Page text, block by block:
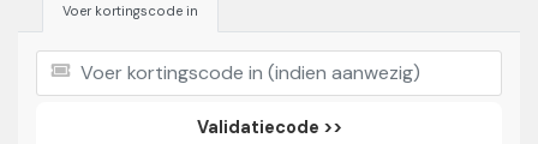
Voer kortingscode in
Validatiecode >>